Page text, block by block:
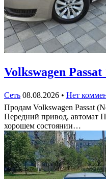
Volkswagen Passat
Сеть 08.08.2026 • Нет
Продам Volkswagen Passat
Передний привод, автомат
хорошем состоянии…